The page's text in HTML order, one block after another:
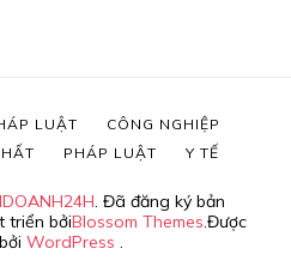
. Đã đăng ký bản
triển bởiBlossom Themes .Được
WordPress
LUẬT
CÔNG NGHIỆP
PHÁP LUẬT Y TẾ